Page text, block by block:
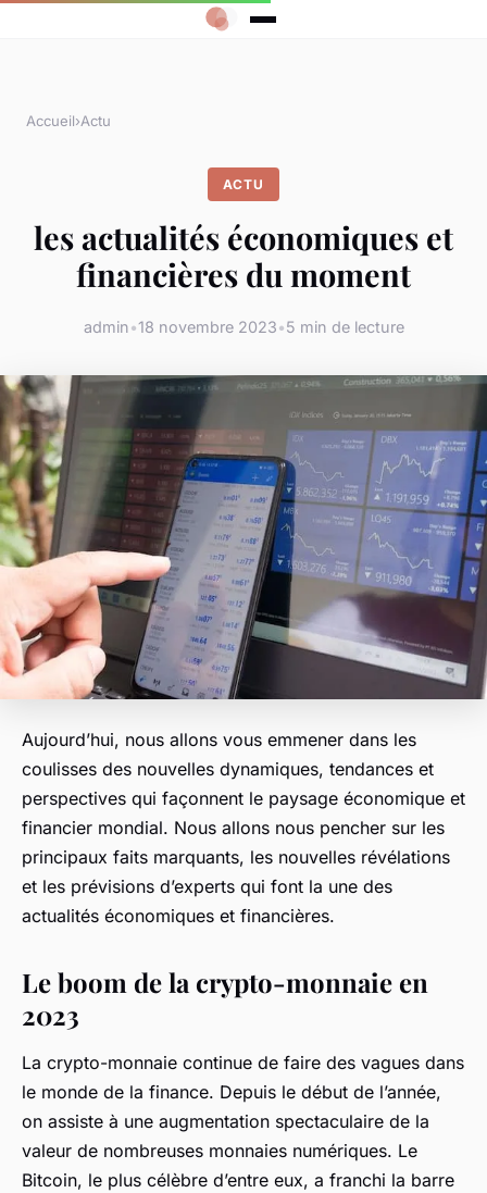
Accueil›Actu
ACTU
les actualités économiques et
financières du moment
admin•18 novembre 2023•5 min de lecture
Aujourd’hui, nous allons vous emmener dans les
coulisses des nouvelles dynamiques, tendances et
perspectives qui façonnent le paysage économique et
financier mondial. Nous allons nous pencher sur les
principaux faits marquants, les nouvelles révélations
et les prévisions d’experts qui font la une des
actualités économiques et financières.
Le boom de la crypto-monnaie en
2023
La crypto-monnaie continue de faire des vagues dans
le monde de la finance. Depuis le début de l’année,
on assiste à une augmentation spectaculaire de la
valeur de nombreuses monnaies numériques. Le
Bitcoin, le plus célèbre d’entre eux, a franchi la barre